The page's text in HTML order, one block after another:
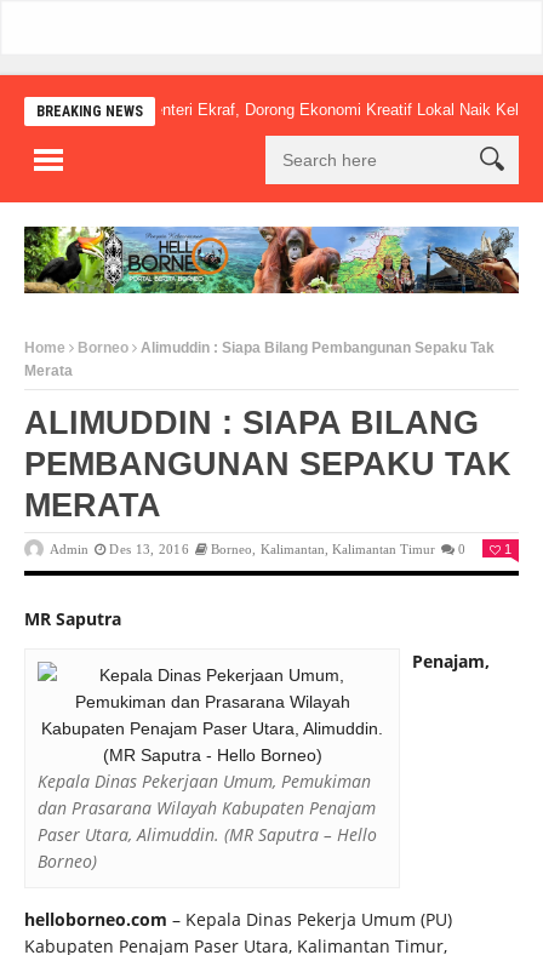
BREAKING NEWS
Noor Temui Menteri Ekraf, Dorong Ekonomi Kreatif Lokal Naik Kelas
Home Borneo
Alimuddin : Siapa Bilang Pembangunan Sepaku Tak
Merata
ALIMUDDIN : SIAPA BILANG
PEMBANGUNAN SEPAKU TAK
MERATA
Admin Des 13, 2016 Borneo, Kalimantan,Kalimantan Timur 0 1
MR Saputra
Kepala Dinas Pekerjaan Umum, Pemukiman
dan Prasarana Wilayah Kabupaten Penajam
Paser Utara, Alimuddin. (MR Saputra – Hello
Borneo)
Penajam,
helloborneo.com – Kepala Dinas Pekerja Umum (PU)
Kabupaten Penajam Paser Utara, Kalimantan Timur,